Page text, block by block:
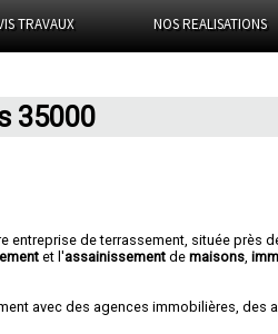
TRAVAUX NOS REALISATIONS
35000
entreprise de terrassement, située près
et l'assainissement demaisons,
avec des agences immobilières, des